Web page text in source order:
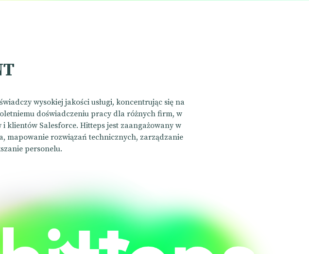
wysokiej jakości usługi, koncentrując się na
doświadczeniu pracy dla różnych firm, w
klientów Salesforce. Hitteps jest zaangażowany w
mapowanie rozwiązań technicznych, zarządzanie
personelu.